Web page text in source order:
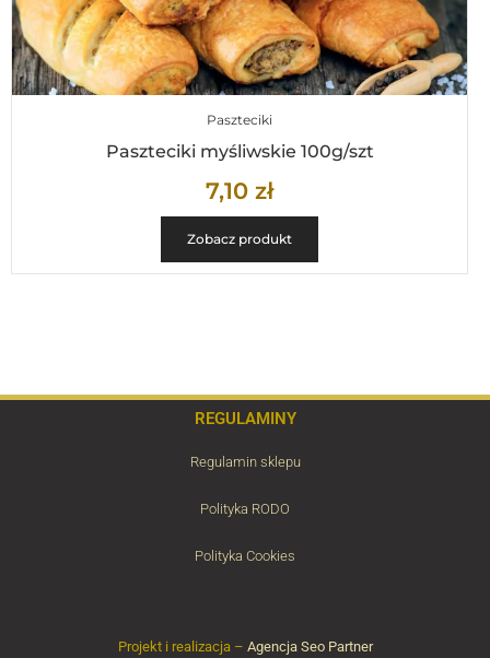
Paszteciki
Paszteciki myśliwskie 100g/szt
7,10 zł
Zobacz produkt
REGULAMINY
Regulamin sklepu
Polityka RODO
Polityka Cookies
Projekt i realizacja – Agencja Seo Partner